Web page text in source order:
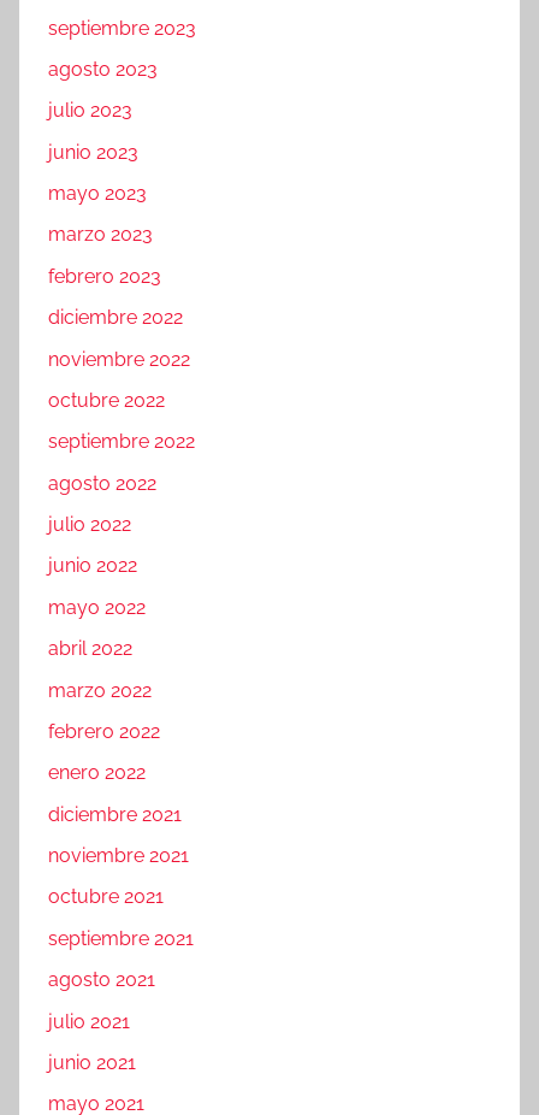
septiembre 2023
agosto 2023
julio 2023
junio 2023
mayo 2023
marzo 2023
febrero 2023
diciembre 2022
noviembre 2022
octubre 2022
septiembre 2022
agosto 2022
julio 2022
junio 2022
mayo 2022
abril 2022
marzo 2022
febrero 2022
enero 2022
diciembre 2021
noviembre 2021
octubre 2021
septiembre 2021
agosto 2021
julio 2021
junio 2021
mayo 2021